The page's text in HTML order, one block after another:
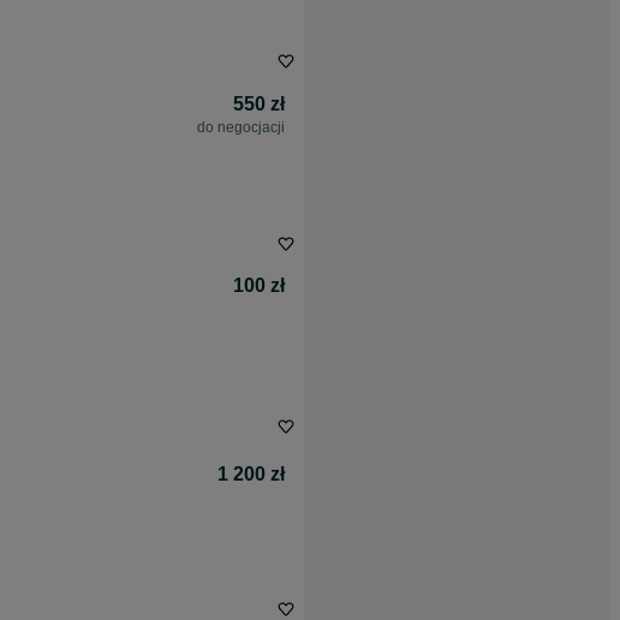
550 zł
do negocjacji
100 zł
1 200 zł